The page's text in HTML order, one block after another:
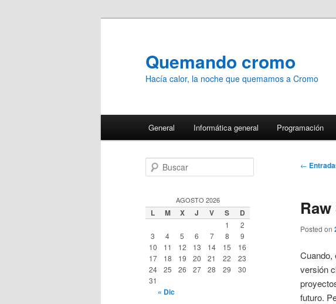
Quemando cromo
Hacía calor, la noche que quemamos a Cromo
General Informática general Programación
←
Posted on
Cuando,
versión
futuro.
u
a
r
AGOSTO 2026
L M X J V S D
1
2
3
4 5 6 7 8
9
10
11 12 13 14 15
16
17
18 19 20 21 22
23
24
25 26 27 28 29
30
31
« Dic